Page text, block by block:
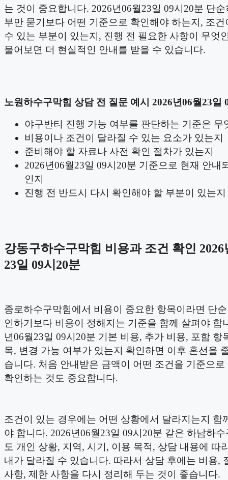
는 것이 중요합니다. 2026년06월23일 09시20분 단
부만 묻기보다 어떤 기준으로 확인해야 하는지, 조건
수 있는 부분이 있는지, 진행 전 필요한 사항이 무엇
물어보면 더 현실적인 안내를 받을 수 있습니다.
노원하수구막힘 상담 전 질문 예시 2026년06월23일
야구반티 진행 가능 여부를 판단하는 기준은 무
비용이나 조건이 달라질 수 있는 요소가 있는지
준비해야 할 자료나 사전 확인 절차가 있는지
2026년06월23일 09시20분 기준으로 현재 안내
인지
진행 전 반드시 다시 확인해야 할 부분이 있는지
강동구하수구막힘 비용과 조건 확인 2026
23일 09시20분
종로하수구막힘에서 비용이 중요한 항목이라면 단
인하기보다 비용이 정해지는 기준을 함께 살펴야 합
년06월23일 09시20분 기본 비용, 추가 비용, 포함 항
목, 변경 가능 여부가 있는지 확인하면 이후 혼선을
습니다. 처음 안내받은 금액이 어떤 조건을 기준으로
확인하는 것도 중요합니다.
조건이 있는 경우에는 어떤 상황에서 달라지는지 함
야 합니다. 2026년06월23일 09시20분 같은 하남하
도 개인 상황, 지역, 시기, 이용 목적, 상담 내용에 따
내가 달라질 수 있습니다. 따라서 상담 후에는 비용,
사항, 제한 사항을 다시 정리해 두는 것이 좋습니다.